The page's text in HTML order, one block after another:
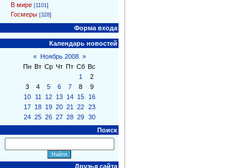
В мире [1101]
Госмеры [328]
Форма входа
Календарь новостей
«
Ноябрь 2008 »
Пн Вт Ср Чт Пт Сб Вс
1
2
3
4 5 6 7 8
9
10
11 12 13 14 15
16
17 18 19 20 21 22 23
24 25 26 27 28 29 30
Поиск
Друзья сайта